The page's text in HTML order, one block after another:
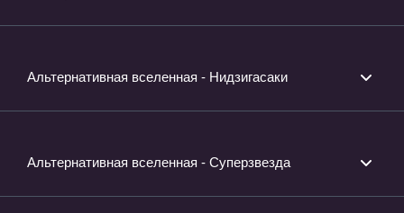
Альтернативная вселенная - Нидзигасаки
Альтернативная вселенная - Суперзвезда